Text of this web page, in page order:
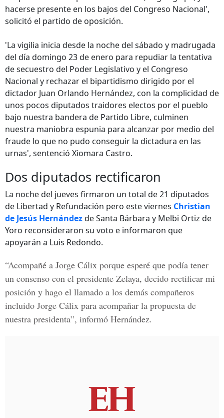
hacerse presente en los bajos del Congreso Nacional',
solicitó el partido de oposición.
'La vigilia inicia desde la noche del sábado y madrugada
del día domingo 23 de enero para repudiar la tentativa
de secuestro del Poder Legislativo y el Congreso
Nacional y rechazar el bipartidismo dirigido por el
dictador Juan Orlando Hernández, con la complicidad de
unos pocos diputados traidores electos por el pueblo
bajo nuestra bandera de Partido Libre, culminen
nuestra maniobra espunia para alcanzar por medio del
fraude lo que no pudo conseguir la dictadura en las
urnas', sentenció Xiomara Castro.
Dos diputados rectificaron
La noche del jueves firmaron un total de 21 diputados
de Libertad y Refundación pero este viernes Christian
de Jesús Hernándezde Santa Bárbara y Melbi Ortiz de
Yoro reconsideraron su voto e informaron que
apoyarán a Luis Redondo.
“Acompañé a Jorge Cálix porque esperé que podía tener
un consenso con el presidente Zelaya, decido rectificar mi
posición y hago el llamado a los demás compañeros
incluido Jorge Cálix para acompañar la propuesta de
nuestra presidenta”, informó Hernández.